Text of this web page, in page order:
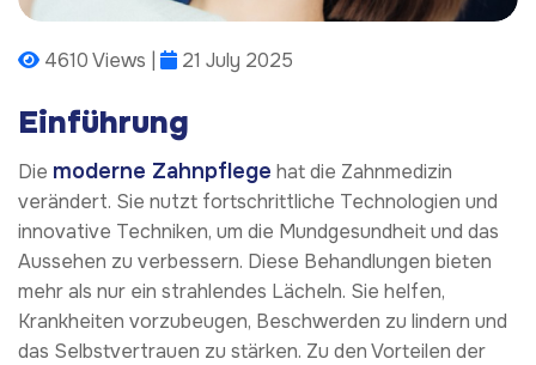
4610 Views | 21 July 2025
Einführung
Die moderne Zahnpflege hat die Zahnmedizin
verändert. Sie nutzt fortschrittliche Technologien und
innovative Techniken, um die Mundgesundheit und das
Aussehen zu verbessern. Diese Behandlungen bieten
mehr als nur ein strahlendes Lächeln. Sie helfen,
Krankheiten vorzubeugen, Beschwerden zu lindern und
das Selbstvertrauen zu stärken. Zu den Vorteilen der